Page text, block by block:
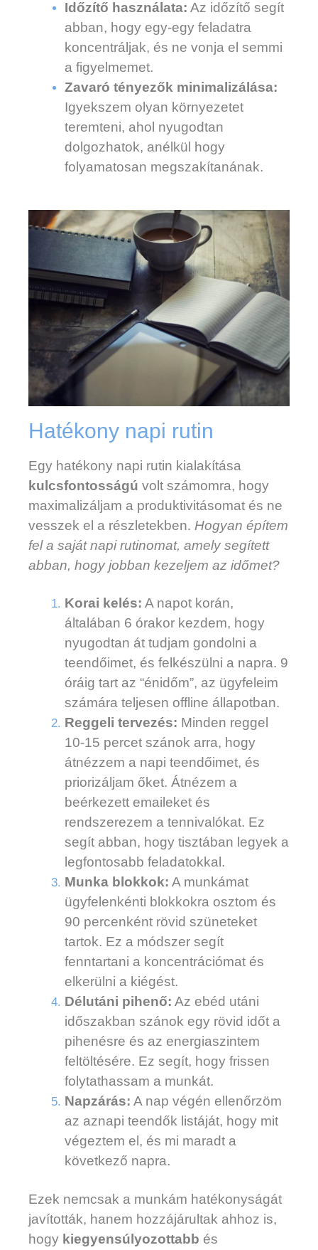
Időzítő használata: Az időzítő segít
abban, hogy egy-egy feladatra
koncentráljak, és ne vonja el semmi
a figyelmemet.
Zavaró tényezők minimalizálása:
Igyekszem olyan környezetet
teremteni, ahol nyugodtan
dolgozhatok, anélkül hogy
folyamatosan megszakítanának.
Hatékony napi rutin
Egy hatékony napi rutin kialakítása
kulcsfontosságú volt számomra, hogy
maximalizáljam a produktivitásomat és ne
vesszek el a részletekben. Hogyan építem
fel a saját napi rutinomat, amely segített
abban, hogy jobban kezeljem az időmet?
Korai kelés: A napot korán,
általában 6 órakor kezdem, hogy
nyugodtan át tudjam gondolni a
teendőimet, és felkészülni a napra. 9
óráig tart az “énidőm”, az ügyfeleim
számára teljesen offline állapotban.
Reggeli tervezés: Minden reggel
10-15 percet szánok arra, hogy
átnézzem a napi teendőimet, és
priorizáljam őket. Átnézem a
beérkezett emaileket és
rendszerezem a tennivalókat. Ez
segít abban, hogy tisztában legyek a
legfontosabb feladatokkal.
Munka blokkok: A munkámat
ügyfelenkénti blokkokra osztom és
90 percenként rövid szüneteket
tartok. Ez a módszer segít
fenntartani a koncentrációmat és
elkerülni a kiégést.
Délutáni pihenő: Az ebéd utáni
időszakban szánok egy rövid időt a
pihenésre és az energiaszintem
feltöltésére. Ez segít, hogy frissen
folytathassam a munkát.
Napzárás: A nap végén ellenőrzöm
az aznapi teendők listáját, hogy mit
végeztem el, és mi maradt a
következő napra.
Ezek nemcsak a munkám hatékonyságát
javították, hanem hozzájárultak ahhoz is,
hogy kiegyensúlyozottabb és